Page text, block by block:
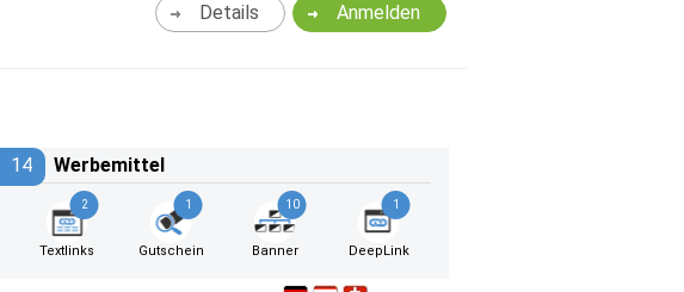
Anmelden
Details
14 Werbemittel
2
Textlinks
1
Gutschein
10
Banner
1
DeepLink